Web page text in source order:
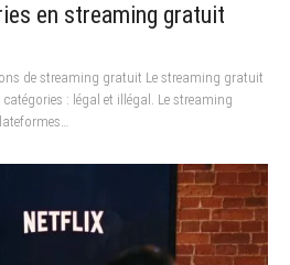
en streaming gratuit
de streaming gratuit Le streaming gratuit
: légal et illégal. Le streaming